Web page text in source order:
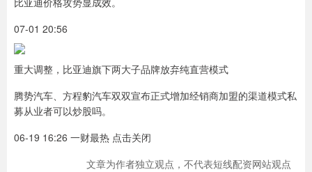
07-01 20:56
重大调整，比亚迪旗下两大子品牌放弃纯直营模式
腾势汽车、方程豹汽车双双宣布正式增加经销商加盟的渠道模式私
募从业者可以炒股吗。
06-19 16:26 一财最热 点击关闭
文章为作者独立观点，不代表短线配资网站观点